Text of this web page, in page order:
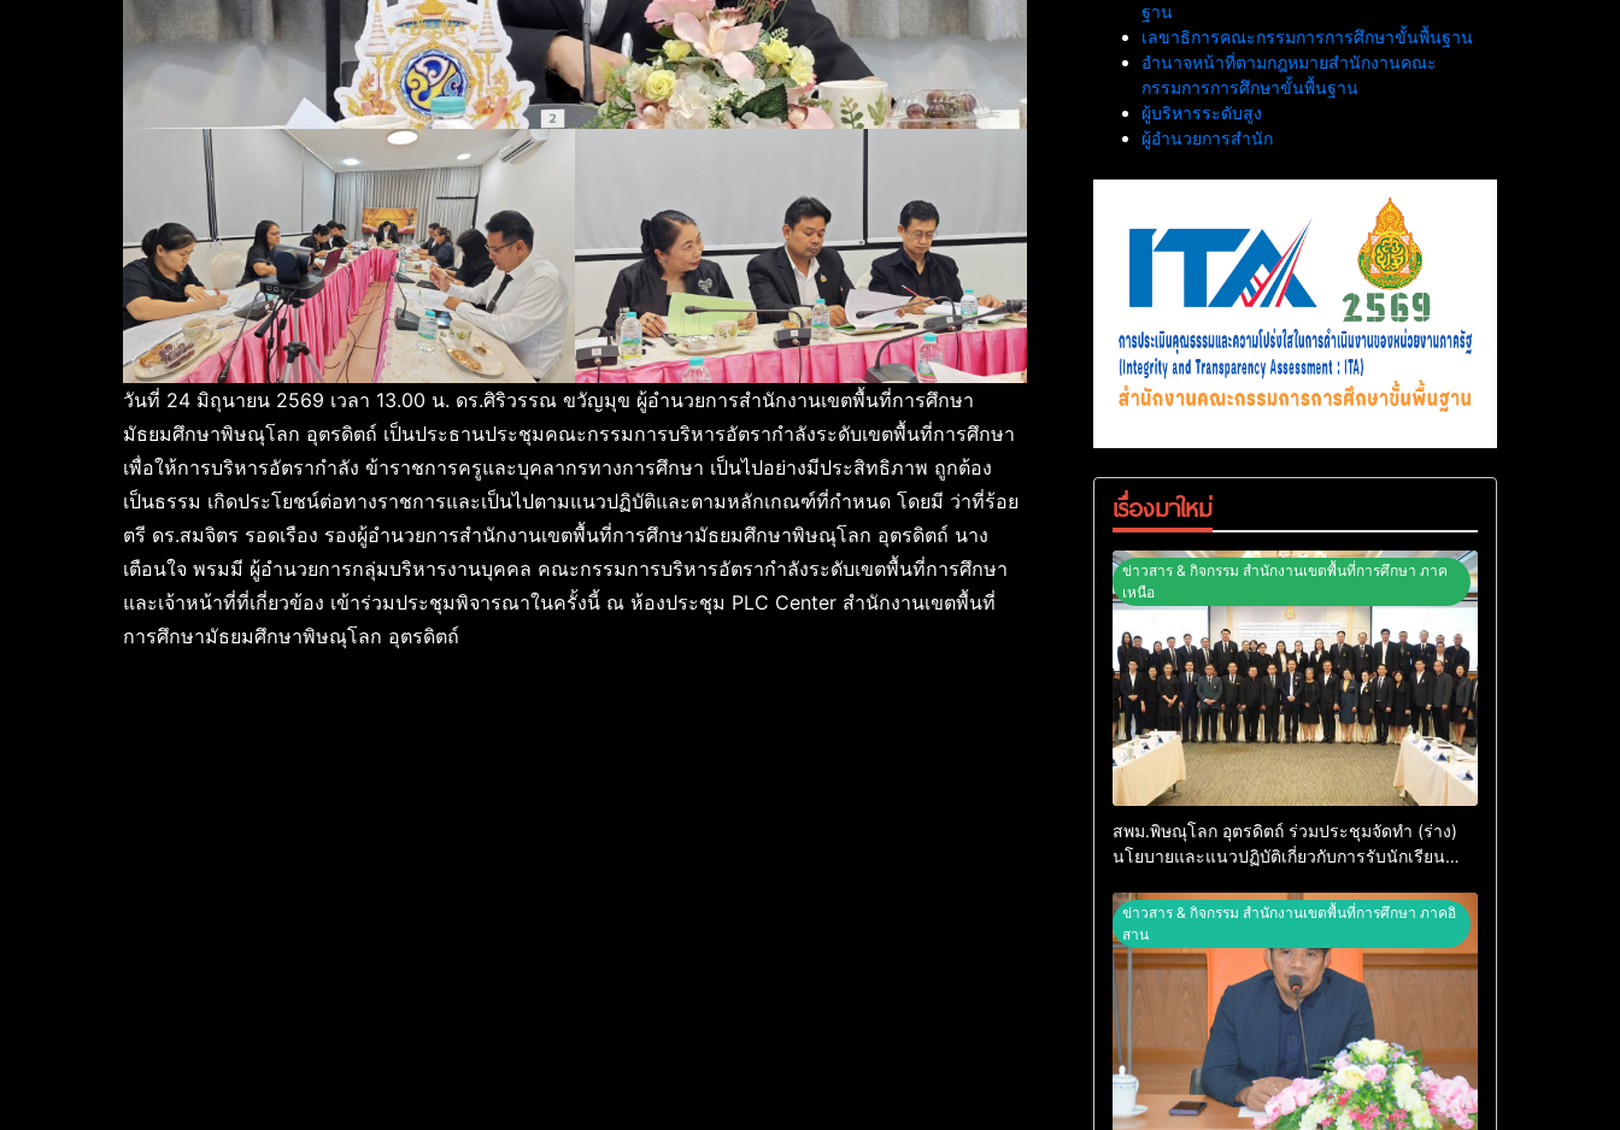
วันที่ 24 มิถุนายน 2569 เวลา 13.00 น. ดร.ศิริวรรณ ขวัญมุข ผู้อำนวยการสำนักงานเขตพื้นที่การศึกษา
มัธยมศึกษาพิษณุโลก อุตรดิตถ์ เป็นประธานประชุมคณะกรรมการบริหารอัตรากำลังระดับเขตพื้นที่การศึกษา
เพื่อให้การบริหารอัตรากำลัง ข้าราชการครูและบุคลากรทางการศึกษา เป็นไปอย่างมีประสิทธิภาพ ถูกต้อง
เป็นธรรม เกิดประโยชน์ต่อทางราชการและเป็นไปตามแนวปฏิบัติและตามหลักเกณฑ์ที่กำหนด โดยมี ว่าที่ร้อย
ตรี ดร.สมจิตร รอดเรือง รองผู้อำนวยการสำนักงานเขตพื้นที่การศึกษามัธยมศึกษาพิษณุโลก อุตรดิตถ์ นาง
เตือนใจ พรมมี ผู้อำนวยการกลุ่มบริหารงานบุคคล คณะกรรมการบริหารอัตรากำลังระดับเขตพื้นที่การศึกษา
และเจ้าหน้าที่ที่เกี่ยวข้อง เข้าร่วมประชุมพิจารณาในครั้งนี้ ณ ห้องประชุม PLC Center สำนักงานเขตพื้นที่
การศึกษามัธยมศึกษาพิษณุโลก อุตรดิตถ์
ฐาน
เลขาธิการคณะกรรมการการศึกษาขั้นพื้นฐาน
อำนาจหน้าที่ตามกฎหมายสำนักงานคณะ
กรรมการการศึกษาขั้นพื้นฐาน
ผู้บริหารระดับสูง
ผู้อำนวยการสำนัก
เรื่องมาใหม่
ข่าวสาร & กิจกรรม สำนักงานเขตพื้นที่การศึกษา ภาค
เหนือ
สพม.พิษณุโลก อุตรดิตถ์ ร่วมประชุมจัดทำ (ร่าง)
นโยบายและแนวปฏิบัติเกี่ยวกับการรับนักเรียน
ข่าวสาร & กิจกรรม สำนักงานเขตพื้นที่การศึกษา ภาคอิ
สาน